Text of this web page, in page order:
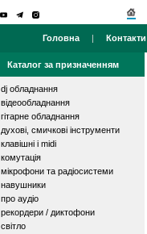
Головна | Контакти
Каталог за призначенням
dj обладнання
відеообладнання
гітарне обладнання
духові, смичкові інструменти
клавішні і midi
комутація
мікрофони та радіосистеми
навушники
про аудіо
рекордери / диктофони
світло